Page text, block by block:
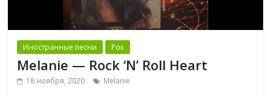
Иностранные песни Рок
Melanie — Rock ‘N’ Roll Heart
18 ноября, 2020 Melanie